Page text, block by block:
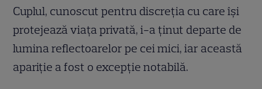
Cuplul, cunoscut pentru discreția cu care își
protejează viața privată, i-a ținut departe de
lumina reflectoarelor pe cei mici, iar această
apariție a fost o excepție notabilă.